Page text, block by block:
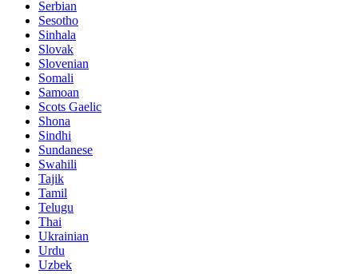
Serbian
Sesotho
Sinhala
Slovak
Slovenian
Somali
Samoan
Scots Gaelic
Shona
Sindhi
Sundanese
Swahili
Tajik
Tamil
Telugu
Thai
Ukrainian
Urdu
Uzbek